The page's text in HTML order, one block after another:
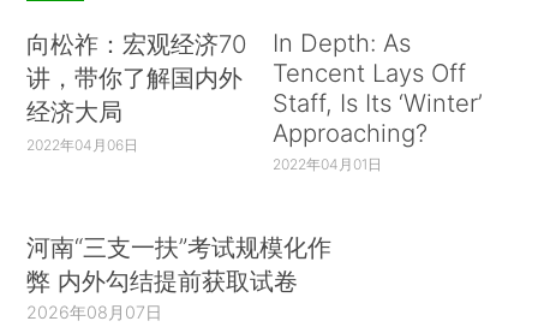
向松祚：宏观经济70
讲，带你了解国内外
经济大局
2022年04月06日
In Depth: As
Tencent Lays Off
Staff, Is Its ‘Winter’
Approaching?
2022年04月01日
河南“三支一扶”考试规模化作
弊 内外勾结提前获取试卷
2026年08月07日